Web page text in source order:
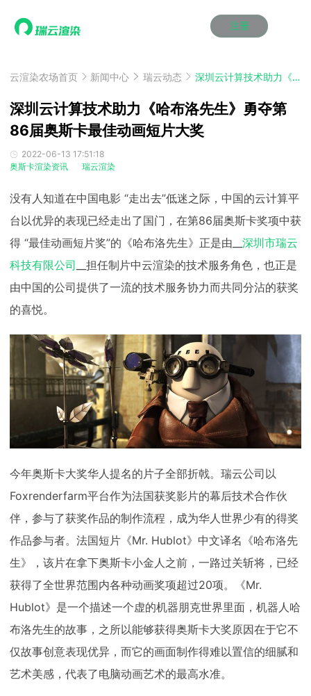
注册
效果图渲染
云制作
云渲染管理系统
瑞兔百宝箱
效果图渲染
云制作
云渲染管理系统
瑞兔百宝箱
效果图渲染
云制作
云渲染管理系统
瑞兔百宝箱
效果图渲染
云制作
云渲染管理系统
瑞兔百宝箱
效果图渲染
云制作
云渲染管理系统
瑞兔百宝箱
效果图渲染
云制作
云渲染管理系统
瑞兔百宝箱
解决方案
3ds Max云渲染方案
Blender 云渲染方案
Maya AI渲染方案
3ds Max云渲染方案
Blender 云渲染方案
Maya AI渲染方案
3ds Max云渲染方案
Blender 云渲染方案
Maya AI渲染方案
3ds Max云渲染方案
Blender 云渲染方案
Maya AI渲染方案
3ds Max云渲染方案
Blender 云渲染方案
Maya AI渲染方案
3ds Max云渲染方案
Blender 云渲染方案
Maya AI渲染方案
价格
动画价格
云制作价格
动画价格
云制作价格
动画价格
云制作价格
动画价格
云制作价格
动画价格
云制作价格
动画价格
云制作价格
案例
资讯&赛事
新闻资讯
渲染大赛
泛CG交流会
新闻资讯
渲染大赛
泛CG交流会
新闻资讯
渲染大赛
泛CG交流会
新闻资讯
渲染大赛
泛CG交流会
新闻资讯
渲染大赛
泛CG交流会
新闻资讯
渲染大赛
泛CG交流会
特惠专区
青云平台
青云平台
青云平台
青云平台
青云平台
青云平台
关于我们
动画客户端
效果图客户端
动画客户端
效果图客户端
动画客户端
效果图客户端
动画客户端
效果图客户端
动画客户端
效果图客户端
动画客户端
效果图客户端
帮助/教程
登录
云渲染农场首页 新闻中心 瑞云动态 深圳云计算技术助力《哈布洛先生》勇夺第86届奥斯卡最佳动画短片大奖
深圳云计算技术助力《哈布洛先生》勇夺第
86届奥斯卡最佳动画短片大奖
2022-06-13 17:51:18
奥斯卡渲染资讯
瑞云渲染
没有人知道在中国电影 “走出去”低迷之际，中国的云计算平
台以优异的表现已经走出了国门，在第86届奥斯卡奖项中获
得 “最佳动画短片奖”的《哈布洛先生》正是由__ 深圳市瑞云
科技有限公司 __担任制片中云渲染的技术服务角色，也正是
由中国的公司提供了一流的技术服务协力而共同分沾的获奖
的喜悦。
今年奥斯卡大奖华人提名的片子全部折戟。瑞云公司以
Foxrenderfarm平台作为法国获奖影片的幕后技术合作伙
伴，参与了获奖作品的制作流程，成为华人世界少有的得奖
作品参与者。法国短片《Mr. Hublot》中文译名《哈布洛先
生》，该片在拿下奥斯卡小金人之前，一路过关斩将，已经
获得了全世界范围内各种动画奖项超过20项。《Mr.
Hublot》是一个描述一个虚的机器朋克世界里面，机器人哈
布洛先生的故事，之所以能够获得奥斯卡大奖原因在于它不
仅故事创意表现优异，而它的画面制作得难以置信的细腻和
艺术美感，代表了电脑动画艺术的最高水准。